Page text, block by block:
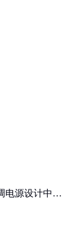
电源设计中的